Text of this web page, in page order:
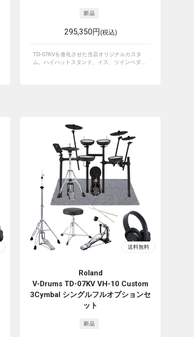
295,350円(税込)
TD-07KVを進化させた当店オリジナルカスタ
ム。ハイハットスタンド、イス、ツインペダ...
Roland
V-Drums TD-07KV VH-10 Custom
3Cymbal シングルフルオプションセ
ット